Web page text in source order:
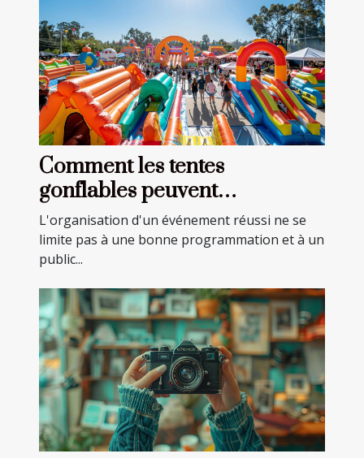
Comment les tentes
gonflables peuvent
transformer vos événements
L'organisation d'un événement réussi ne se
limite pas à une bonne programmation et à un
public...